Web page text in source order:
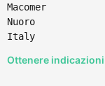
Macomer
Nuoro
Italy
Ottenere